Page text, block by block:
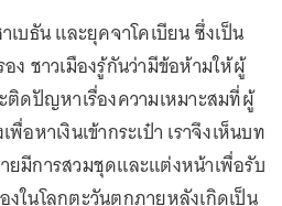
บธัน และยุคจาโคเบียน ซึ่งเป็น
ง ชาวเมืองรู้กันว่ามีข้อห้ามให้ผู้
ติดปัญหาเรื่องความเหมาะสมที่ผู้
อหาเงินเข้ากระเป๋า เราจึงเห็นบท
มีการสวมชุดและแต่งหน้าเพื่อรับ
ในโลกตะวันตกภายหลังเกิดเป็น